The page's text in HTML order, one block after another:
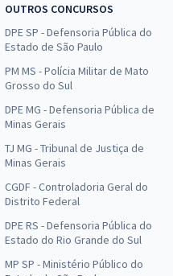
Básica - Pedagogo -
(Pré-edital)
à vista
26,66
79,98 (-20%)
Básica - Matemática (Pré-
OUTROS CONCURSOS
DPE SP - Defensoria Pública do
Estado de São Paulo
PM MS - Polícia Militar de Mato
Grosso do Sul
DPE MG - Defensoria Pública de
Minas Gerais
TJ MG - Tribunal de Justiça de
Minas Gerais
CGDF - Controladoria Geral do
Distrito Federal
DPE RS - Defensoria Pública do
Estado do Rio Grande do Sul
MP SP - Ministério Público do